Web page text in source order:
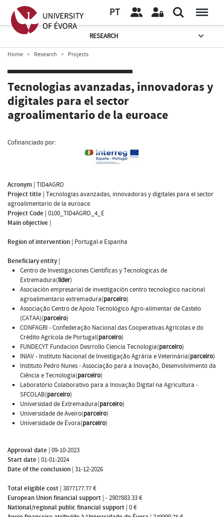
PT
RESEARCH
Home Research Projects
Tecnologias avanzadas, innovadoras y
digitales para el sector
agroalimentario de la euroace
Cofinanciado por:
Acronym | TID4AGRO
Project title | Tecnologias avanzadas, innovadoras y digitales para el sector
agroalimentario de la euroace
Project Code | 0100_TID4AGRO_4_E
Main objective |
Region of intervention | Portugal e Espanha
Beneficiary entity|
Centro de Investigaciones Cientificas y Tecnologicas de
Extremadura(líder)
Asociación empresarial de investigación centro tecnologico nacional
agroalimentario extremadura(parceiro)
Associação Centro de Apoio Tecnológico Agro-alimentar de Castelo
(CATAA)(parceiro)
CONFAGRI - Confederação Nacional das Cooperativas Agrícolas e do
Crédito Agrícola de Portugal(parceiro)
FUNDECYT Fundacion Desrrollo Ciencia Tecnologia(parceiro)
INIAV - Instituto Nacional de Investigação Agrária e Veterinária(parceiro)
Instituto Pedro Nunes - Associação para a Inovação, Desenvolvimento da
Ciência e Tecnologia(parceiro)
Laboratório Colaborativo para a Inovação Digital na Agricultura -
SFCOLAB(parceiro)
Universidad de Extremadura(parceiro)
Universidade de Aveiro(parceiro)
Universidade de Évora(parceiro)
Approval date | 09-10-2023
Start date | 01-01-2024
Date of the conclusion | 31-12-2026
Total eligible cost | 3877177.77 €
European Union financial support | - 2907883.33 €
National/regional public financial support | 0 €